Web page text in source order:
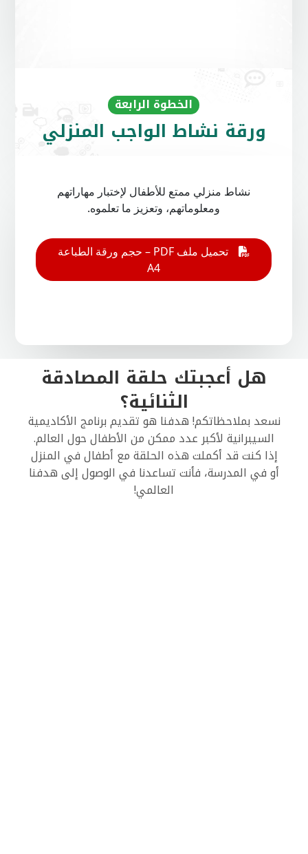
الخطوة الرابعة
ورقة نشاط الواجب المنزلي
نشاط منزلي ممتع للأطفال لإختبار مهاراتهم
ومعلوماتهم، وتعزيز ما تعلموه.
تحميل ملف PDF – حجم ورقة الطباعة
A4
هل أعجبتك حلقة المصادقة
الثنائية؟
نسعد بملاحظاتكم! هدفنا هو تقديم برنامج الأكاديمية
السيبرانية لأكبر عدد ممكن من الأطفال حول العالم.
إذا كنت قد أكملت هذه الحلقة مع أطفال في المنزل
أو في المدرسة، فأنت تساعدنا في الوصول إلى هدفنا
العالمي!